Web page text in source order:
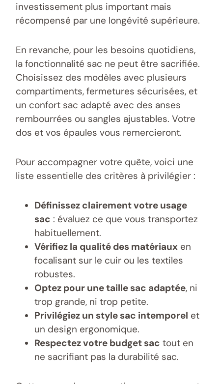
investissement plus important mais
récompensé par une longévité supérieure.
En revanche, pour les besoins quotidiens,
la fonctionnalité sac ne peut être sacrifiée.
Choisissez des modèles avec plusieurs
compartiments, fermetures sécurisées, et
un confort sac adapté avec des anses
rembourrées ou sangles ajustables. Votre
dos et vos épaules vous remercieront.
Pour accompagner votre quête, voici une
liste essentielle des critères à privilégier :
Définissez clairement votre usage
sac : évaluez ce que vous transportez
habituellement.
Vérifiez la qualité des matériaux en
focalisant sur le cuir ou les textiles
robustes.
Optez pour une taille sac adaptée, ni
trop grande, ni trop petite.
Privilégiez un style sac intemporel et
un design ergonomique.
Respectez votre budget sac tout en
ne sacrifiant pas la durabilité sac.